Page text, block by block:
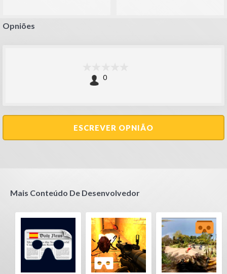
Opniões
0
ESCREVER OPNIÃO
Mais Conteúdo De Desenvolvedor